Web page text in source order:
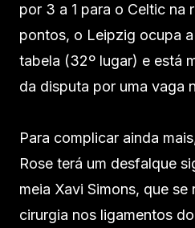
por 3 a 1 para o Celtic na
pontos, o Leipzig ocupa
tabela (32º lugar) e está
da disputa por uma vaga
Para complicar ainda
Rose terá um desfalque
meia Xavi Simons, que se
cirurgia nos ligamentos